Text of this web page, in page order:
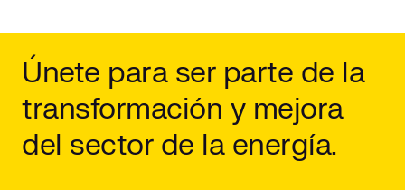
Únete para ser parte de la
transformación y mejora
del sector de la energía.